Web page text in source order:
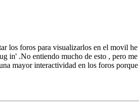
los foros para visualizarlos en el movil
in' .No entiendo mucho de esto , pero
mayor interactividad en los foros